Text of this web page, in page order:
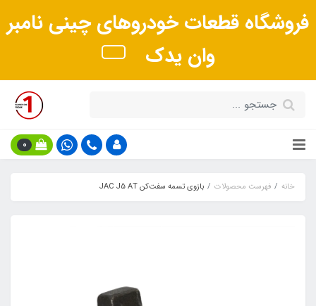
فروشگاه قطعات خودروهای چینی نامبر
وان یدک
0
خانه فهرست محصولات بازوي تسمه سفت‌كن JAC J5 AT